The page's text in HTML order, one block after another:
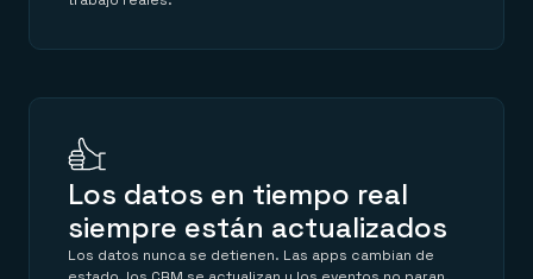
Los datos en tiempo real
siempre están actualizados
Los datos nunca se detienen. Las apps cambian de